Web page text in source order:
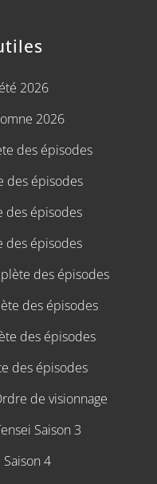
2026
2026
des épisodes
des épisodes
des épisodes
des épisodes
des épisodes
des épisodes
des épisodes
des épisodes
de visionnage
Saison 3
4